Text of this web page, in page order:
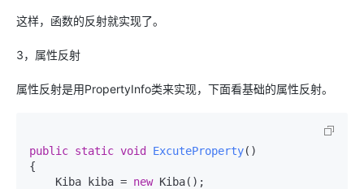
这样，函数的反射就实现了。
3，属性反射
属性反射是用PropertyInfo类来实现，下面看基础的属性反射。
public static void ExcuteProperty()
{
    Kiba kiba =
new Kiba();